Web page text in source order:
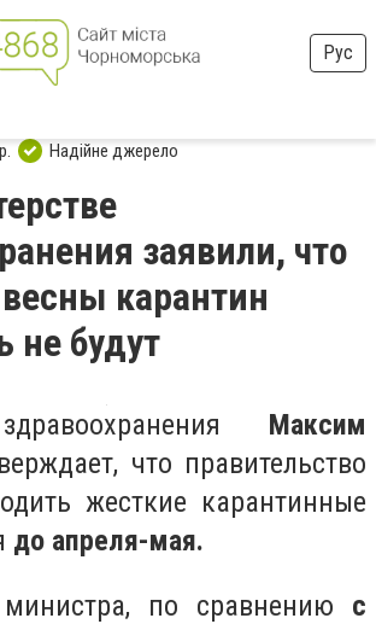
Рус
Надійне джерело
заявили, что
карантин
не будут
Максим
что правительство
жесткие карантинные
до апреля-мая.
по сравнению с